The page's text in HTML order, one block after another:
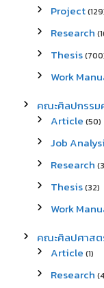
Project
Research
Thesis
Work
คณะศิลปกรรม
Article (50)
Job
Research
Thesis(32)
Work
คณะศิลปศาสต
Article (1)
Research